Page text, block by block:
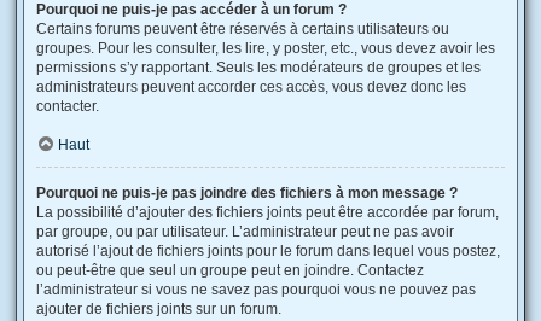
Pourquoi ne puis-je pas accéder à un forum ?
Certains forums peuvent être réservés à certains utilisateurs ou
groupes. Pour les consulter, les lire, y poster, etc., vous devez avoir les
permissions s’y rapportant. Seuls les modérateurs de groupes et les
administrateurs peuvent accorder ces accès, vous devez donc les
contacter.
Haut
Pourquoi ne puis-je pas joindre des fichiers à mon message ?
La possibilité d’ajouter des fichiers joints peut être accordée par forum,
par groupe, ou par utilisateur. L’administrateur peut ne pas avoir
autorisé l’ajout de fichiers joints pour le forum dans lequel vous postez,
ou peut-être que seul un groupe peut en joindre. Contactez
l’administrateur si vous ne savez pas pourquoi vous ne pouvez pas
ajouter de fichiers joints sur un forum.